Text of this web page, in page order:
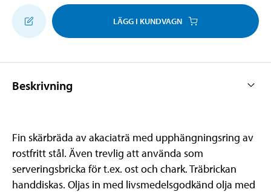
LÄGG I KUNDVAGN
Beskrivning
Fin skärbräda av akaciaträ med upphängningsring av
rostfritt stål. Även trevlig att använda som
serveringsbricka för t.ex. ost och chark. Träbrickan
handdiskas. Oljas in med livsmedelsgodkänd olja med